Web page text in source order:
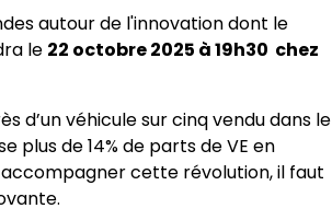
autour de l'innovation dont le
le 22 octobre 2025 à 19h30 chez
d’un véhicule sur cinq vendu dans le
plus de 14% de parts de VE en
accompagner cette révolution, il faut